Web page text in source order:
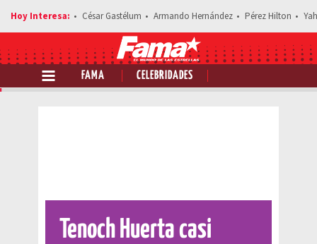
César Gastélum Armando Hernández Pérez Hilton
FAMA CELEBRIDADES
Comparte esta noticia
Tenoch Huerta casi